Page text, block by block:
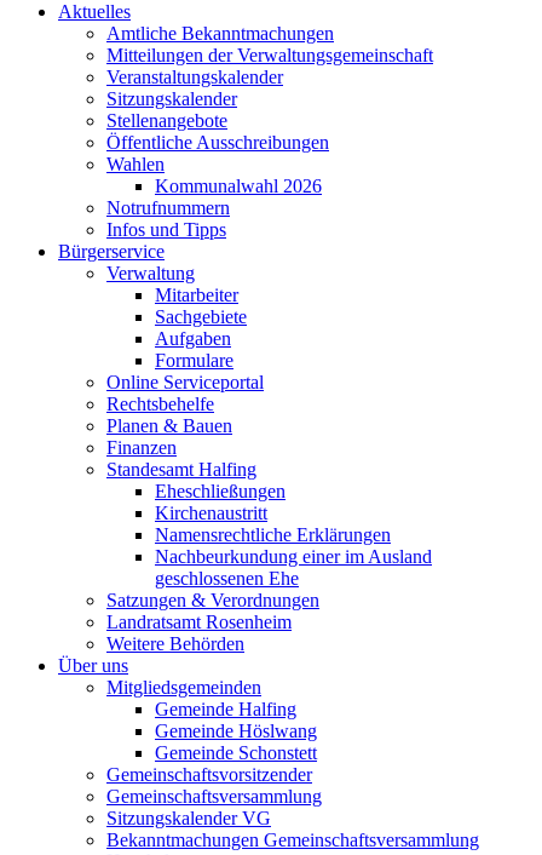
Aktuelles
Amtliche Bekanntmachungen
Mitteilungen der Verwaltungsgemeinschaft
Veranstaltungskalender
Sitzungskalender
Stellenangebote
Öffentliche Ausschreibungen
Wahlen
Kommunalwahl 2026
Notrufnummern
Infos und Tipps
Bürgerservice
Verwaltung
Mitarbeiter
Sachgebiete
Aufgaben
Formulare
Online Serviceportal
Rechtsbehelfe
Planen & Bauen
Finanzen
Standesamt Halfing
Eheschließungen
Kirchenaustritt
Namensrechtliche Erklärungen
Nachbeurkundung einer im Ausland
geschlossenen Ehe
Satzungen & Verordnungen
Landratsamt Rosenheim
Weitere Behörden
Über uns
Mitgliedsgemeinden
Gemeinde Halfing
Gemeinde Höslwang
Gemeinde Schonstett
Gemeinschaftsvorsitzender
Gemeinschaftsversammlung
Sitzungskalender VG
Bekanntmachungen Gemeinschaftsversammlung